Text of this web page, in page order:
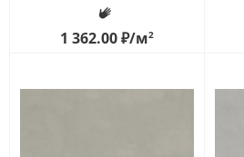
1 362.00₽/м2